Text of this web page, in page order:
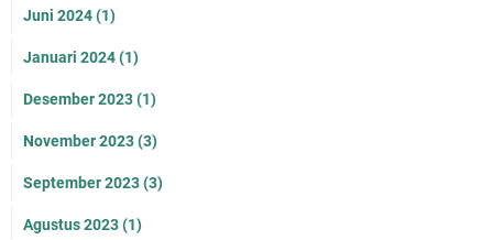
Juni 2024(1)
Januari 2024(1)
Desember 2023(1)
November 2023(3)
September 2023(3)
Agustus 2023(1)